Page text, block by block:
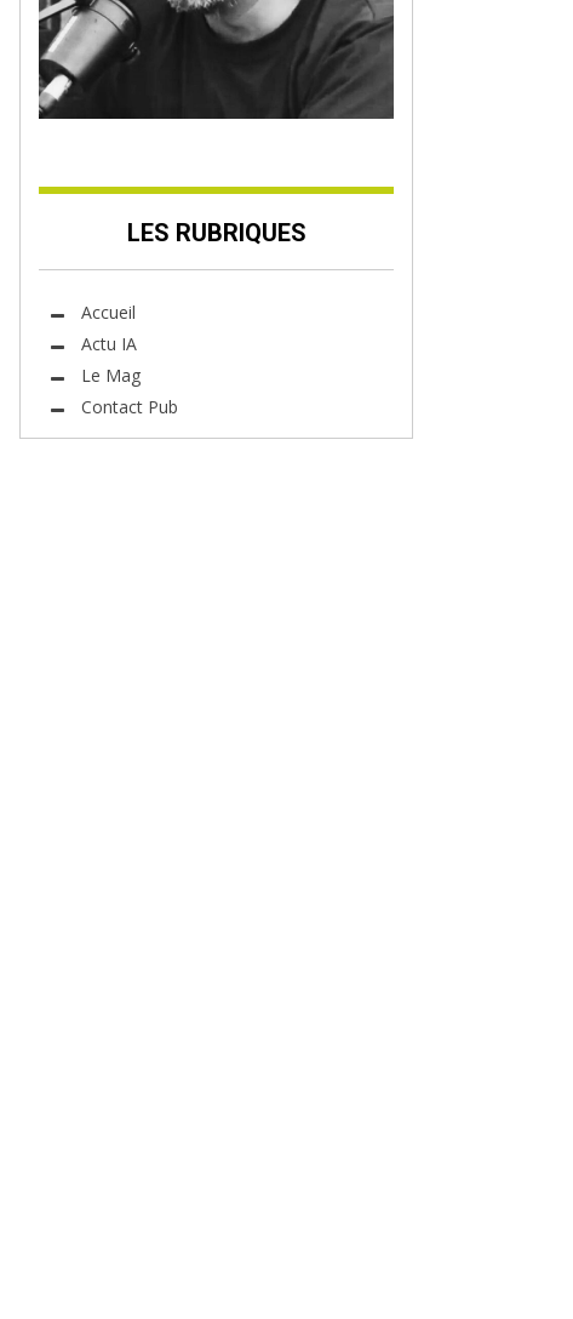
LES RUBRIQUES
Accueil
Actu IA
Le Mag
Contact Pub